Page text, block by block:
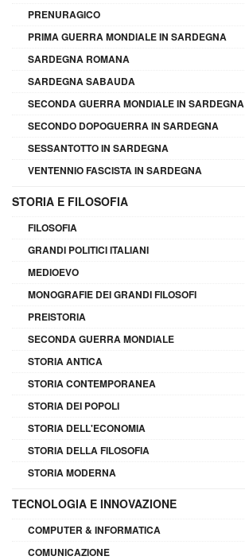
PRENURAGICO
PRIMA GUERRA MONDIALE IN SARDEGNA
SARDEGNA ROMANA
SARDEGNA SABAUDA
SECONDA GUERRA MONDIALE IN SARDEGNA
SECONDO DOPOGUERRA IN SARDEGNA
SESSANTOTTO IN SARDEGNA
VENTENNIO FASCISTA IN SARDEGNA
STORIA E FILOSOFIA
FILOSOFIA
GRANDI POLITICI ITALIANI
MEDIOEVO
MONOGRAFIE DEI GRANDI FILOSOFI
PREISTORIA
SECONDA GUERRA MONDIALE
STORIA ANTICA
STORIA CONTEMPORANEA
STORIA DEI POPOLI
STORIA DELL'ECONOMIA
STORIA DELLA FILOSOFIA
STORIA MODERNA
TECNOLOGIA E INNOVAZIONE
COMPUTER & INFORMATICA
COMUNICAZIONE